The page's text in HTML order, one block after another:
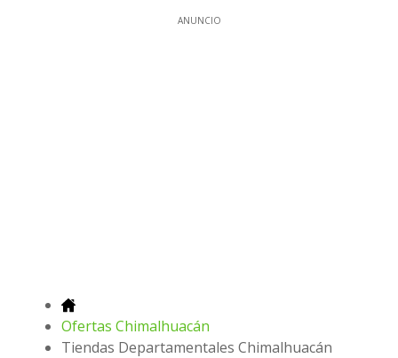
ANUNCIO
Ofertas Chimalhuacán
Tiendas Departamentales Chimalhuacán